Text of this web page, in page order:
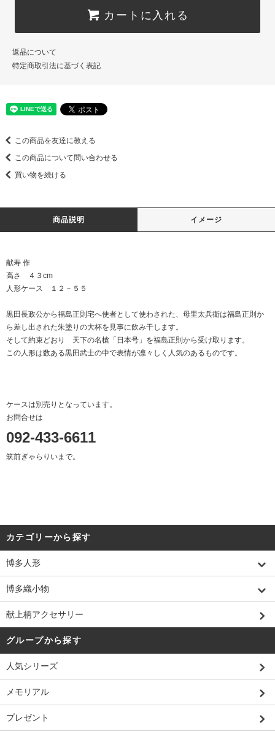
カートに入れる
返品について
特定商取引法に基づく表記
この商品を友達に教える
この商品について問い合わせる
買い物を続ける
商品説明 イメージ
献寿 作
高さ ４３cm
人形ケース １２－５５
黒田長政公から福島正則宅へ使者として使わされた、母里太兵衛は福島正則か
ら差し出された朱塗りの大杯を見事に飲み干します。
そして約束どおり 天下の名槍「日本号」を福島正則から受け取ります。
この人形は数ある黒田武士の中で表情が凛々しく人気のあるものです。
ケースは別売りとなっています。
お問合せは
092-433-6611
筑前ぎゃらりいまで。
カテゴリーから探す
博多人形
博多織小物
献上柄アクセサリー
グループから探す
人気シリーズ
メモリアル
プレゼント